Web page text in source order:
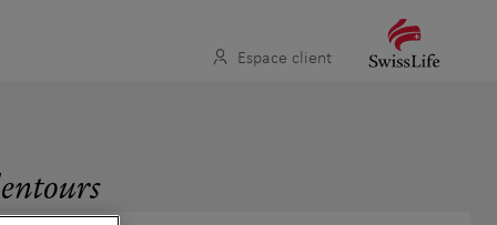
Espace client